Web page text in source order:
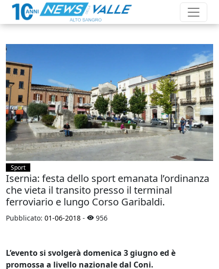
Sport
Isernia: festa dello sport emanata l’ordinanza
che vieta il transito presso il terminal
ferroviario e lungo Corso Garibaldi.
Pubblicato: 01-06-2018 - 956
L’evento si svolgerà domenica 3 giugno ed è
promossa a livello nazionale dal Coni.